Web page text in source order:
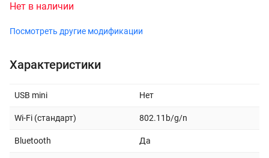
Нет в наличии
Посмотреть другие модификации
Характеристики
USB mini Нет
Wi-Fi (стандарт) 802.11b/g/n
Bluetooth Да